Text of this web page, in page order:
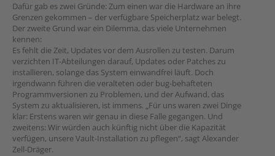
Dafür gab es zwei Gründe: Zum einen war die Hardware an ihre
Grenzen gekommen – der verfügbare Speicherplatz war belegt.
Der zweite Grund war ein Dilemma, das viele Unternehmen
kennen:
Es fehlt die Zeit, Updates vor dem Ausrollen zu testen. Darum
verzichten IT-Abteilungen darauf, Updates oder Patches zu
installieren, solange das System einwandfrei läuft. Doch
irgendwann führen die veralteten oder bug-behafteten
Programmversionen zu Problemen, und der Aufwand, das
System zu aktualisieren, ist immens. „Für uns waren zwei Dinge
klar: Erstens waren wir genau in diese Falle gegangen. Und
zweitens: Wir würden auch künftig nicht über die Kapazität
verfügen, unsere Vault-Installation zu pflegen“, sagt Alexander
Zell-Dräger.